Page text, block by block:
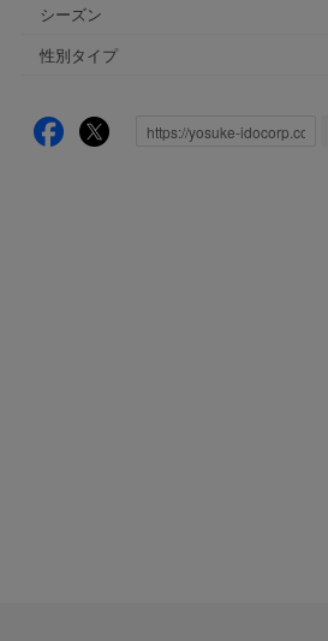
シーズン
性別タイプ